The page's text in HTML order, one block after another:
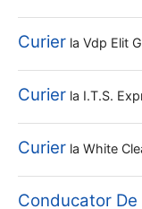
Curier la Vdp Elit
Curier la I.t.s.
Curier la White
Conducator